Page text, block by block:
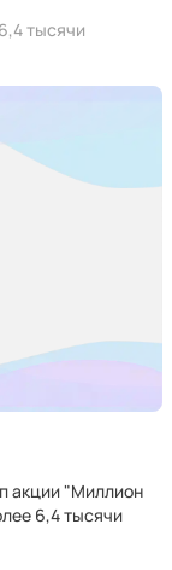
тысячи
акции "Миллион
6,4 тысячи